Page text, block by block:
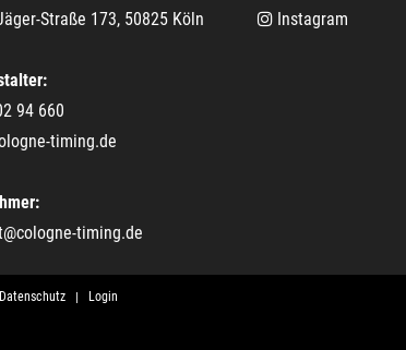
Straße 173, 50825 Köln
94 660
timing.de
timing.de
Instagram
Datenschutz Login